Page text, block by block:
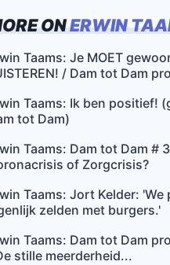
ONERWIN
Taams: Je MOET
/ Dam tot Dam
Taams: Ik ben positief!
tot Dam)
Taams: Dam tot Dam #
of Zorgcrisis?
Taams: Jort Kelder: 'We
zelden met burgers.'
Taams: Dam tot Dam
stille meerderheid...
er l
e
dI
n
s
A
p
p
n